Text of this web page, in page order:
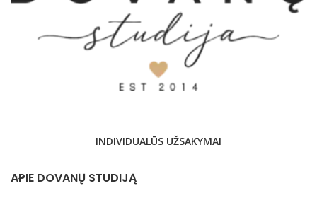
INDIVIDUALŪS UŽSAKYMAI
APIE DOVANŲ STUDIJĄ